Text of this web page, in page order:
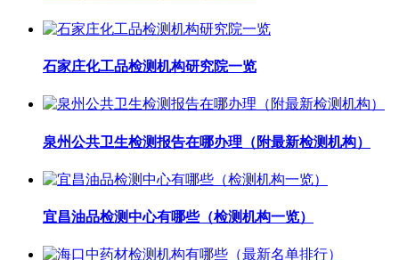
石家庄化工品检测机构研究院一览
泉州公共卫生检测报告在哪办理（附最新检测机构）
宜昌油品检测中心有哪些（检测机构一览）